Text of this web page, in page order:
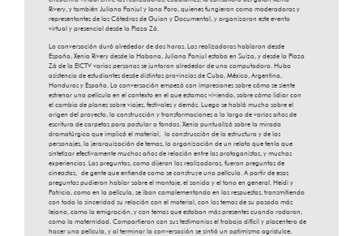
Rivery, y también Juliana Fanjul y Iana Paro, quienes fungieron como moderadoras y
representantes de las Cátedras de Guion y Documental, y organizaron este evento
virtual y presencial desde la Plaza Zá.
La conversación duró alrededor de dos horas. Las realizadoras hablaron desde
España, Xenia Rivery desde la Habana, Juliana Fanjul estaba en Suiza, y desde la Plaza
Zá de la EICTV varias personas se juntaron alrededor de una computadora. Hubo
asistencia de estudiantes desde distintas provincias de Cuba, México, Argentina,
Honduras y España. La conversación empezó con impresiones sobre cómo se siente
estrenar una película en el contexto en el que estamos viviendo, sobre cómo lidiar con
el cambio de planes sobre viajes, festivales y demás. Luego se habló mucho sobre el
origen del proyecto, la construcción y transformaciones a lo largo de varios años de
escritura de carpetas para postular a fondos. Xenia puntualizó sobre la mirada
dramatúrgica que implicó el material, la construcción de la estructura y de los
personajes, la jerarquización de temas, la organización de un relato que tenía que
sintetizar efectivamente muchos años de relación entre las protagonistas, y muchas
experiencias. Las preguntas, como dijeron las realizadoras, fueron preguntas de
cineastas, de gente que entiende como se construye una película. A partir de esas
preguntas pudieron hablar sobre el montaje, el sonido y el tono en general. Heidi y
Patricia, como en la película, se iban complementando en las respuestas, transmitiendo
con toda la sinceridad su relación con el material, con los temas de su pasado más
lejano, como la emigración, y con temas que estaban más presentes cuando rodaron,
como la maternidad. Compartieron con sus testimonios el trabajo difícil y placentero de
hacer una película, y al terminar la conversación se sintió un optimismo agridulce,